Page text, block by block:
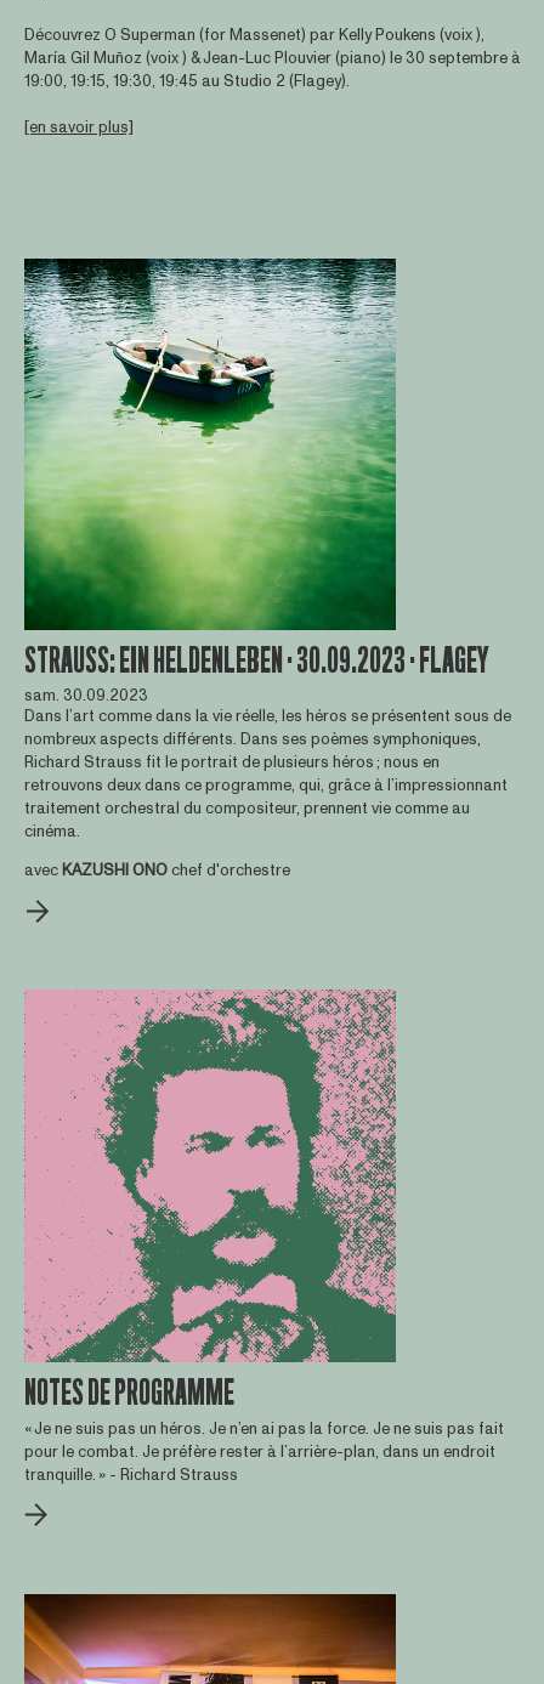
Découvrez O Superman (for Massenet) par Kelly Poukens (voix ),
María Gil Muñoz (voix ) & Jean-Luc Plouvier (piano) le 30 septembre à
19:00, 19:15, 19:30, 19:45 au Studio 2 (Flagey).
[en savoir plus]
STRAUSS: EIN HELDENLEBEN · 30.09.2023 · FLAGEY
sam. 30.09.2023
Dans l’art comme dans la vie réelle, les héros se présentent sous de
nombreux aspects différents. Dans ses poèmes symphoniques,
Richard Strauss fit le portrait de plusieurs héros ; nous en
retrouvons deux dans ce programme, qui, grâce à l’impressionnant
traitement orchestral du compositeur, prennent vie comme au
cinéma.
avecKAZUSHI ONOchef d'orchestre
NOTES DE PROGRAMME
« Je ne suis pas un héros. Je n’en ai pas la force. Je ne suis pas fait
pour le combat. Je préfère rester à l’arrière-plan, dans un endroit
tranquille. » - Richard Strauss